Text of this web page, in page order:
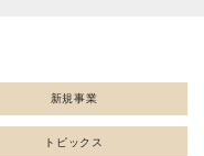
新規事業
トピックス